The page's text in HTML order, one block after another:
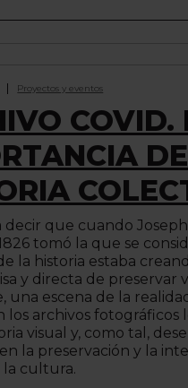
Proyectos y eventos
COVID.
decir que cuando
tomó la que se
la historia estaba
y directa de preservar
una escena de la
los archivos fotográficos
visual y, como tal,
la preservación y la
la cultura.